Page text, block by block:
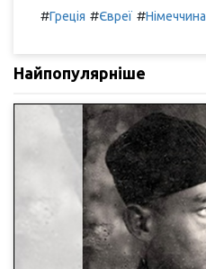
#Греція #Євреї #Німеччина
Найпопулярніше